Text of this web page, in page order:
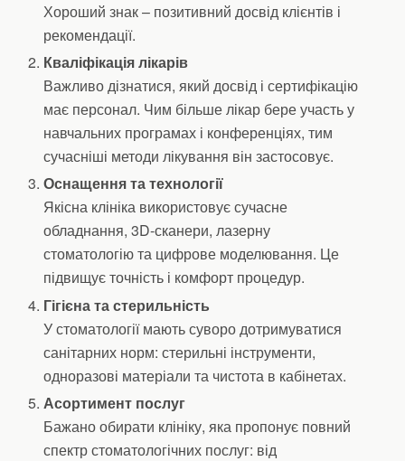
Хороший знак – позитивний досвід клієнтів і
рекомендації.
Кваліфікація лікарів
Важливо дізнатися, який досвід і сертифікацію
має персонал. Чим більше лікар бере участь у
навчальних програмах і конференціях, тим
сучасніші методи лікування він застосовує.
Оснащення та технології
Якісна клініка використовує сучасне
обладнання, 3D-сканери, лазерну
стоматологію та цифрове моделювання. Це
підвищує точність і комфорт процедур.
Гігієна та стерильність
У стоматології мають суворо дотримуватися
санітарних норм: стерильні інструменти,
одноразові матеріали та чистота в кабінетах.
Асортимент послуг
Бажано обирати клініку, яка пропонує повний
спектр стоматологічних послуг: від